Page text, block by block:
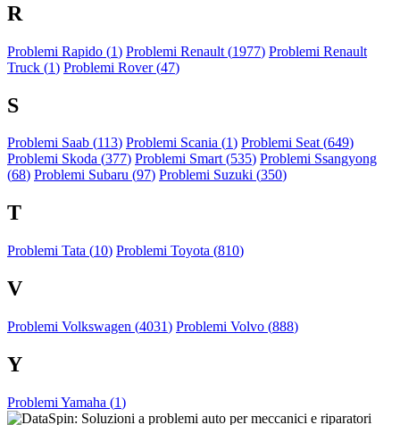
R
Problemi Rapido (1) Problemi Renault (1977) Problemi Renault
Truck (1) Problemi Rover (47)
S
Problemi Saab (113) Problemi Scania (1) Problemi Seat (649)
Problemi Skoda (377) Problemi Smart (535) Problemi Ssangyong
(68) Problemi Subaru (97) Problemi Suzuki (350)
T
Problemi Tata (10) Problemi Toyota (810)
V
Problemi Volkswagen (4031) Problemi Volvo (888)
Y
Problemi Yamaha (1)